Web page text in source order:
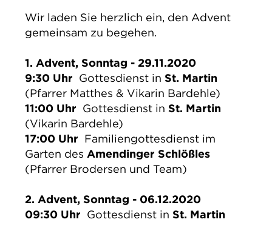
Wir laden Sie herzlich ein, den Advent
gemeinsam zu begehen.
1. Advent, Sonntag - 29.11.2020
9:30 Uhr Gottesdienst in St. Martin
(Pfarrer Matthes & Vikarin Bardehle)
11:00 Uhr Gottesdienst in St. Martin
(Vikarin Bardehle)
17:00 Uhr Familiengottesdienst im
Garten des Amendinger Schlößles
(Pfarrer Brodersen und Team)
2. Advent, Sonntag - 06.12.2020
09:30 Uhr Gottesdienst in St. Martin